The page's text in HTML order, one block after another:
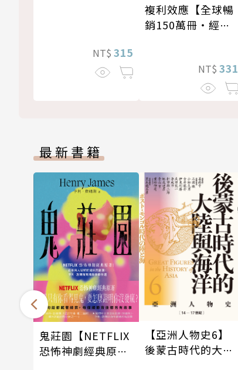
NT$ 315
複利效應【全球暢
銷150萬冊・經典
NT$ 331
最新書籍
鬼莊園【NETFLIX
恐怖神劇經典原
【亞洲人物史6】
後蒙古時代的大陸